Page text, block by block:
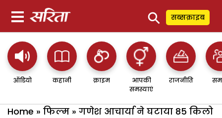
⚲ सब्सक्राइब
ऑडियो कहानी क्राइम
आपकी
समस्याएं
राजनीति
Home » फिल्म » गणेश आचार्या ने घटाया 85 किलो